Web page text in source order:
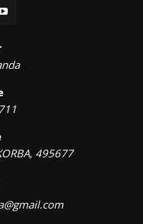
495677